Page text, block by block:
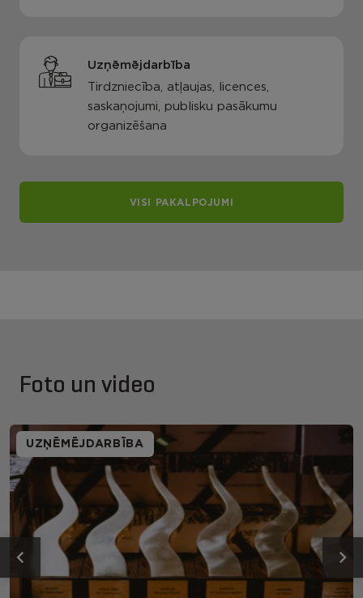
Uzņēmējdarbība
Tirdzniecība, atļaujas, licences,
saskaņojumi, publisku pasākumu
organizēšana
VISI PAKALPOJUMI
Foto un video
UZŅĒMĒJDARBĪBA